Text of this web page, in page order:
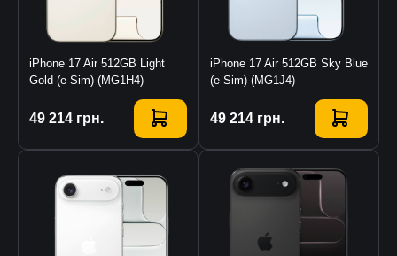
iPhone 17 Air 512GB Light
Gold (e-Sim) (MG1H4)
49 214 грн.
Купити
iPhone 17 Air 512GB Sky Blue
(e-Sim) (MG1J4)
49 214 грн.
Купити